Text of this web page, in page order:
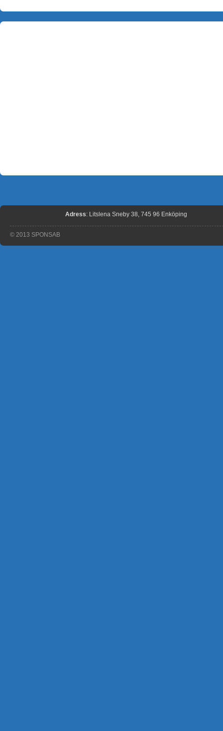
Adress: Litslena Sneby 38, 745 96 Enköping
© 2013 SPONSAB